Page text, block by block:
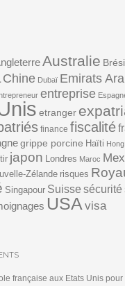
Australie
Chine Dubaï Emirats
entreprise
etranger
finance fiscalité
grippe porcine Haïti
japon Londres Maroc
Zélande risques
Singapour Suisse sécurité
USA visa
française aux Etats Unis pour